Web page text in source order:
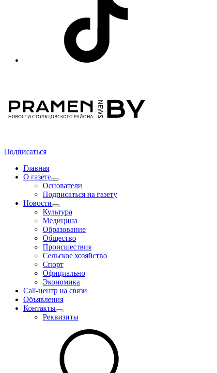
Подписаться
Главная
О газете
Основатели
Подписаться на газету
Новости
Культура
Медицина
Образование
Общество
Происшествия
Сельское хозяйство
Спорт
Официально
Экономика
Call-центр на связи
Объявления
Контакты
Реквизиты